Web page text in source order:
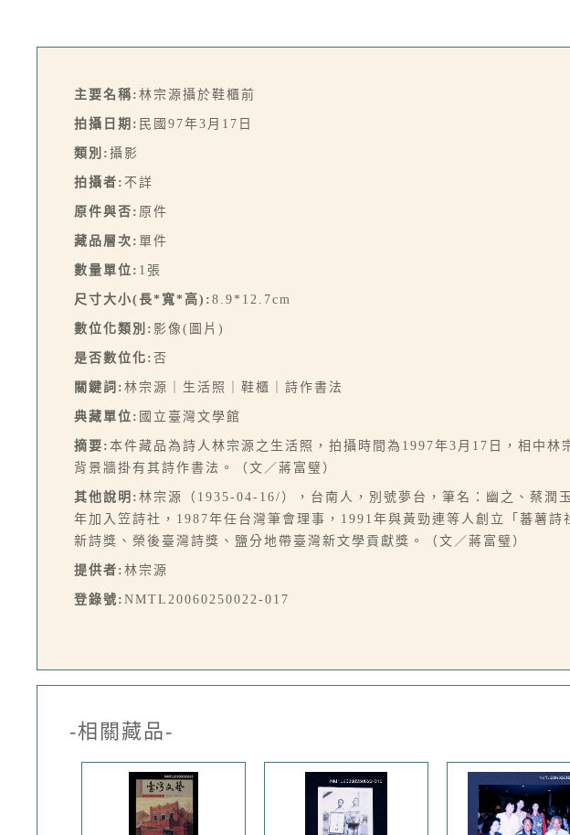
主要名稱: 林宗源攝於鞋櫃前
拍攝日期: 民國97年3月17日
類別: 攝影
拍攝者: 不詳
原件與否: 原件
藏品層次: 單件
數量單位: 1張
尺寸大小(長*寬*高): 8.9*12.7cm
數位化類別: 影像(圖片)
是否數位化: 否
關鍵詞: 林宗源｜生活照｜鞋櫃｜詩作書法
典藏單位: 國立臺灣文學館
摘要: 本件藏品為詩人林宗源之生活照，拍攝時間為1997年3月17日，相中
背景牆掛有其詩作書法。（文／蔣富璧）
其他說明: 林宗源（1935-04-16/），台南人，別號夢台，筆名：幽之、蔡潤
年加入笠詩社，1987年任台灣筆會理事，1991年與黃勁連等人創立「蕃薯
新詩獎、榮後臺灣詩獎、鹽分地帶臺灣新文學貢獻獎。（文／蔣富璧）
提供者: 林宗源
登錄號: NMTL20060250022-017
-相關藏品-